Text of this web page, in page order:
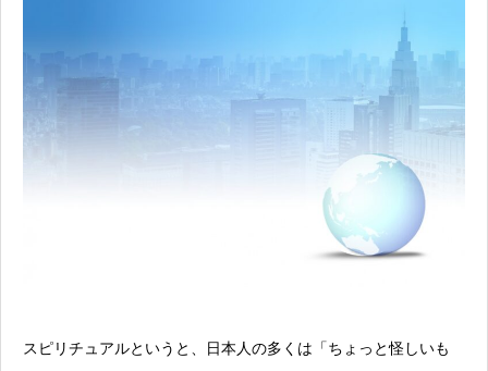
スピリチュアルというと、日本人の多くは「ちょっと怪しいも